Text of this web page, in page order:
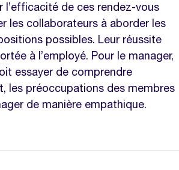
de ces rendez-vous
les collaborateurs à aborder les
possibles. Leur réussite
à l’employé. Pour le manager,
essayer de comprendre
les préoccupations des membres
de manière empathique.